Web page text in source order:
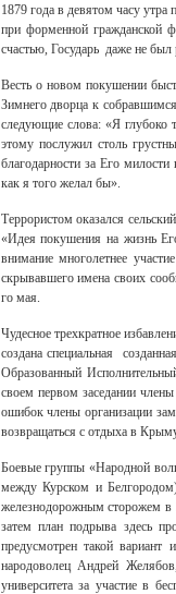
1879 года в девятом часу
при форменной гражданской
счастью, Государь даже не был
Весть о новом покушении
Зимнего дворца к
следующие слова: «Я глубоко
этому послужил столь
благодарности за Его
как я того желал бы».
Террористом оказался
«Идея покушения на жизнь
внимание многолетнее
скрывавшего имена своих
го мая.
Чудесное трехкратное
создана специальная
Образованный
своем первом заседании
ошибок члены организации
возвращаться с отдыха в
Боевые группы «Народной
между Курском и
железнодорожным сторожем в
затем план подрыва здесь
предусмотрен такой
народоволец Андрей
университета за участие в